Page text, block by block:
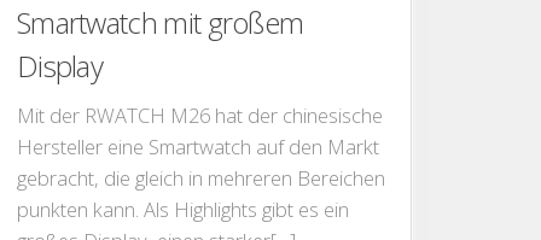
Smartwatch mit großem
Display
Mit der RWATCH M26 hat der chinesische
Hersteller eine Smartwatch auf den Markt
gebracht, die gleich in mehreren Bereichen
punkten kann. Als Highlights gibt es ein